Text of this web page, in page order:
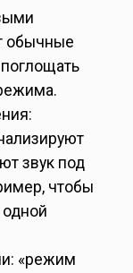
обычные
звук под
чтобы
одной
«режим